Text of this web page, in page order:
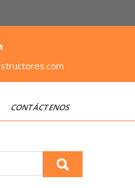
CONTÁCTENOS